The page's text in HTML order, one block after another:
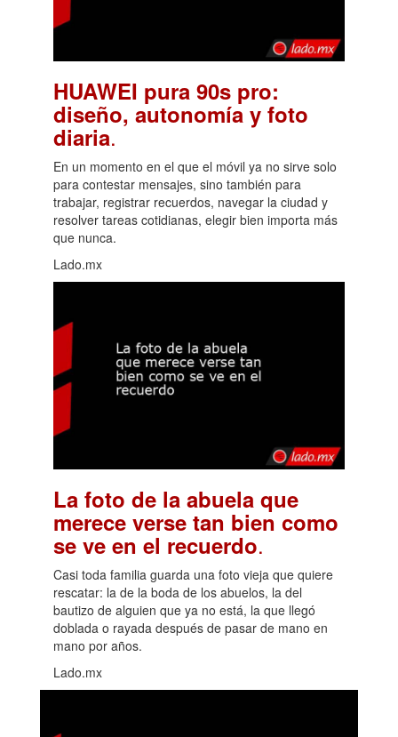
HUAWEI pura 90s pro:
diseño, autonomía y foto
diaria.
En un momento en el que el móvil ya no sirve solo
para contestar mensajes, sino también para
trabajar, registrar recuerdos, navegar la ciudad y
resolver tareas cotidianas, elegir bien importa más
que nunca.
Lado.mx
La foto de la abuela que
merece verse tan bien como
se ve en el recuerdo.
Casi toda familia guarda una foto vieja que quiere
rescatar: la de la boda de los abuelos, la del
bautizo de alguien que ya no está, la que llegó
doblada o rayada después de pasar de mano en
mano por años.
Lado.mx